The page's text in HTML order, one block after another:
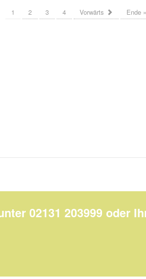
1 2 3 4 Vorwärts Ende »
02131 203999 oder